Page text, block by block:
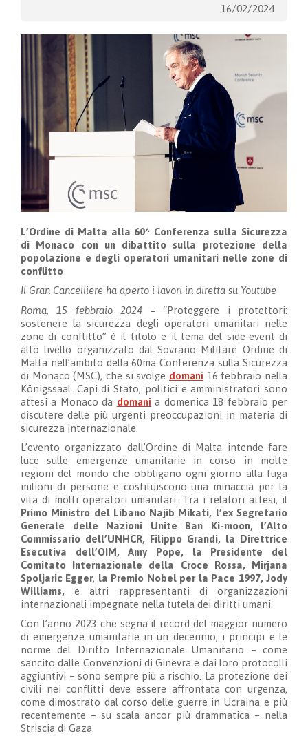
16/02/2024
L’Ordine di Malta alla 60^ Conferenza sulla Sicurezza
di Monaco con un dibattito sulla protezione della
popolazione e degli operatori umanitari nelle zone di
conflitto
Il Gran Cancelliere ha aperto i lavori in diretta su Youtube
Roma, 15 febbraio 2024 –“Proteggere i protettori:
sostenere la sicurezza degli operatori umanitari nelle
zone di conflitto” è il titolo e il tema del side-event di
alto livello organizzato dal Sovrano Militare Ordine di
Malta nell’ambito della 60ma Conferenza sulla Sicurezza
di Monaco (MSC), che si svolge domani 16 febbraio nella
Königssaal. Capi di Stato, politici e amministratori sono
attesi a Monaco da domani a domenica 18 febbraio per
discutere delle più urgenti preoccupazioni in materia di
sicurezza internazionale.
L’evento organizzato dall’Ordine di Malta intende fare
luce sulle emergenze umanitarie in corso in molte
regioni del mondo che obbligano ogni giorno alla fuga
milioni di persone e costituiscono una minaccia per la
vita di molti operatori umanitari. Tra i relatori attesi, il
Primo Ministro del Libano Najib Mikati, l’ex Segretario
Generale delle Nazioni Unite Ban Ki-moon, l’Alto
Commissario dell’UNHCR, Filippo Grandi, la Direttrice
Esecutiva dell’OIM, Amy Pope, la Presidente del
Comitato Internazionale della Croce Rossa, Mirjana
Spoljaric Egger, la Premio Nobel per la Pace 1997, Jody
Williams, e altri rappresentanti di organizzazioni
internazionali impegnate nella tutela dei diritti umani.
Con l’anno 2023 che segna il record del maggior numero
di emergenze umanitarie in un decennio, i principi e le
norme del Diritto Internazionale Umanitario – come
sancito dalle Convenzioni di Ginevra e dai loro protocolli
aggiuntivi – sono sempre più a rischio. La protezione dei
civili nei conflitti deve essere affrontata con urgenza,
come dimostrato dal corso delle guerre in Ucraina e più
recentemente – su scala ancor più drammatica – nella
Striscia di Gaza.